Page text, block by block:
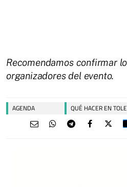
Recomendamos confirmar
organizadores del evento.
AGENDA QUÉ HACER EN